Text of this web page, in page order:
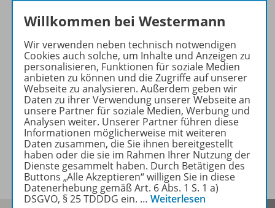
Produktinformationen
Beschreibung
Zugehörige Produkte
Benachrichtigungs-Service
Willkommen bei Westermann
Wir verwenden neben technisch notwendigen
Cookies auch solche, um Inhalte und Anzeigen zu
personalisieren, Funktionen für soziale Medien
anbieten zu können und die Zugriffe auf unserer
Webseite zu analysieren. Außerdem geben wir
Daten zu ihrer Verwendung unserer Webseite an
unsere Partner für soziale Medien, Werbung und
Analysen weiter. Unserer Partner führen diese
Informationen möglicherweise mit weiteren
Daten zusammen, die Sie ihnen bereitgestellt
haben oder die sie im Rahmen Ihrer Nutzung der
Dienste gesammelt haben. Durch Betätigen des
Buttons „Alle Akzeptieren“ willigen Sie in diese
Datenerhebung gemäß Art. 6 Abs. 1 S. 1 a)
DSGVO, § 25 TDDDG ein. … Weiterlesen